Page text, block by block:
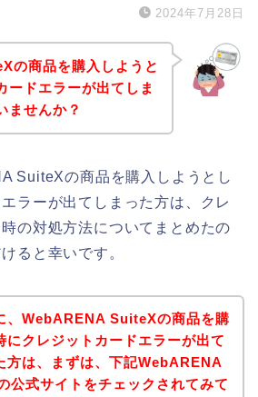
2024年7月28日
の商品を購入しようと
ードエラーが出てしま
ませんか？
SuiteXの商品を購入しようとし
ラーが出てしまった方は、クレ
の対処方法についてまとめたの
ると幸いです。
、WebARENA SuiteXの商品を購
にクレジットカードエラーが出て
方は、まずは、下記WebARENA
公式サイトをチェックされてみて